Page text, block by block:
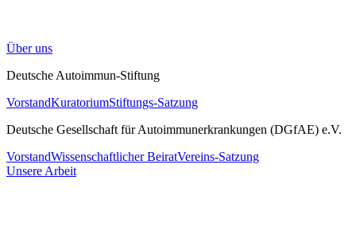
Über uns
Deutsche Autoimmun-Stiftung
VorstandKuratoriumStiftungs-Satzung
Deutsche Gesellschaft für Autoimmunerkrankungen (DGfAE) e.V.
VorstandWissenschaftlicher BeiratVereins-Satzung
Unsere Arbeit